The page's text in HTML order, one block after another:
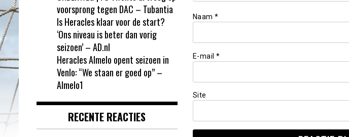
Naam *
E-mail *
Site
voorsprong tegen DAC – Tubantia
Is Heracles klaar voor de start?
‘Ons niveau is beter dan vorig
seizoen’ – AD.nl
Heracles Almelo opent seizoen in
Venlo: “We staan er goed op” –
Almelo1
RECENTE REACTIES